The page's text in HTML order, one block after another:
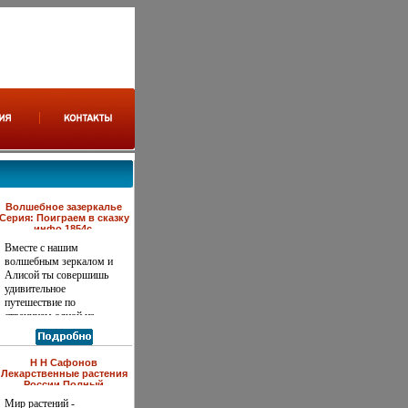
Волшебное зазеркалье
Серия: Поиграем в сказку
инфо 1854c.
Вместе с нашим
волшебным зеркалом и
Алисой ты совершишь
удивительное
путешествие по
страницам одной из
самых любимых детьми
и взрослыми сказок,
которую написал более
ста лет назад английский
математик Льюис
Кэасоперолл Благодаря
Н Н Сафонов
Лекарственные растения
России Полный
Мир растений -